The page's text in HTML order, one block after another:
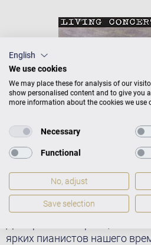
После победы на
в Больцано в 1978 году
ярких пианистов нашего
English
We use cookies
We may place these for analysis of our
show personalised content and to give you
more information about the cookies we use
Necessary
Functional
No, adjust
Save selection